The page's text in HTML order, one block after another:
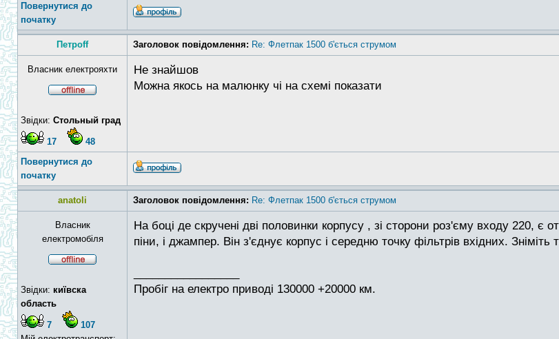
Повернутися до
початку
Петроff Заголовок повідомлення: Re: Флетпак 1500 б'ється струмом
Власник електрояхти
Звідки: Стольный град
17 48
Не знайшов
Можна якось на малюнку чі на схемі показати
Повернутися до
початку
anatoli Заголовок повідомлення: Re: Флетпак 1500 б'ється струмом
Власник
електромобіля
Звідки: київска
область
7
107
На боці де скручені дві половинки корпусу , зі сторони роз'єму входу 220,
піни, і джампер. Він з'єднує корпус і середню точку фільтрів вхідних.
Пробіг на електро приводі 130000 +20000 км.